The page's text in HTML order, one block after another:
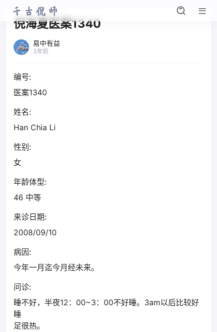
倪海夏医案1340
易中有益
3年前
编号:
医案1340
姓名:
Han Chia Li
性别:
女
年龄体型:
46 中等
来诊日期:
2008/09/10
病因:
今年一月迄今月经未来。
问诊:
睡不好，半夜12：00~3：00不好睡。3am以后比较好
睡
足很热。